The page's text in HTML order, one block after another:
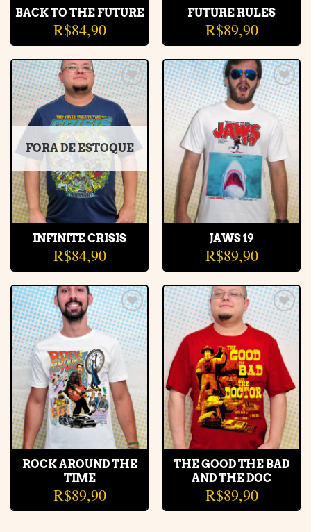
BACK TO THE FUTURE
R$84,90
FUTURE RULES
R$89,90
Adicionar
à lista de
desejos
FORA DE ESTOQUE
INFINITE CRISIS
R$84,90
Adicionar
à lista de
desejos
JAWS 19
R$89,90
Adicionar
à lista de
desejos
ROCK AROUND THE
TIME
R$89,90
Adicionar
à lista de
desejos
THE GOOD THE BAD
AND THE DOC
R$89,90